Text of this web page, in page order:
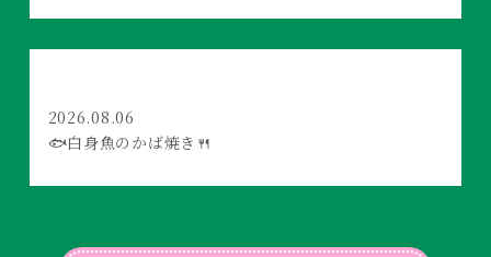
2026.08.06
🐟白身魚のかば焼き🍴